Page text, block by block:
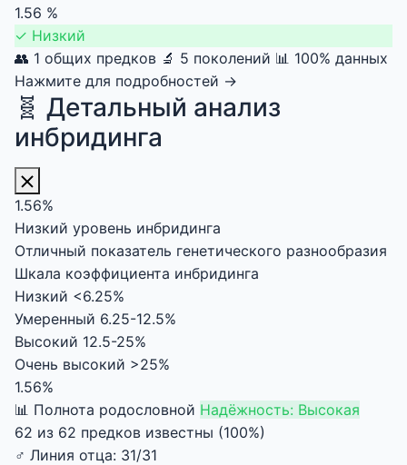
1.56 %
✓ Низкий
👥 1 общих предков 🔬 5 поколений 📊 100% данных
Нажмите для подробностей →
🧬 Детальный анализ
инбридинга
1.56%
Низкий уровень инбридинга
Отличный показатель генетического разнообразия
Шкала коэффициента инбридинга
Низкий <6.25%
Умеренный 6.25-12.5%
Высокий 12.5-25%
Очень высокий >25%
1.56%
📊 Полнота родословной Надёжность: Высокая
62 из 62 предков известны (100%)
♂ Линия отца: 31/31